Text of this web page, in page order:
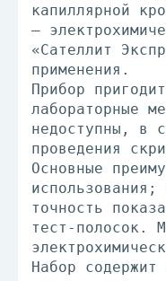
капиллярной
–
«Сателлит
применения.
Прибор
лабораторные
недоступны, в
проведения
Основные
использования;
точность
тест-полосок.
Набор содержит